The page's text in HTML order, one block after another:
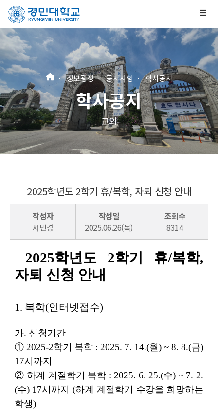
정보광장 공지사항 학사공지
학사공지
교외
2025학년도 2학기 휴/복학, 자퇴 신청 안내
작성자
서민경
작성일
2025.06.26(목)
조회수
8314
2025학년도 2학기 휴/복학,
자퇴 신청 안내
1. 복학(인터넷접수)
가. 신청기간
① 2025-2학기 복학 : 2025. 7. 14.(월) ~ 8. 8.(금)
17시까지
② 하계 계절학기 복학 : 2025. 6. 25.(수) ~ 7. 2.
(수) 17시까지 (하계 계절학기 수강을 희망하는
학생)